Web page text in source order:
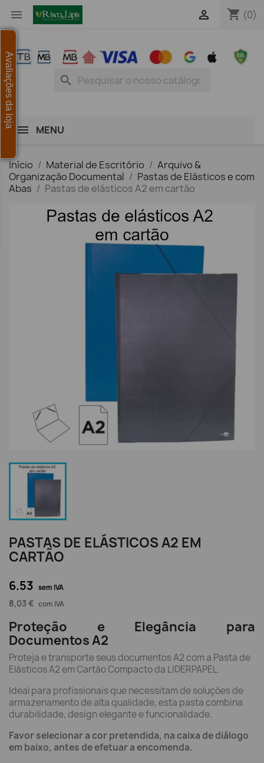
 shopping_cart (0)

search
MENU
Início Material de Escritório
Arquivo &
Organização Documental
Pastas de Elásticos e com
Abas
Pastas de elásticos A2 em cartão
PASTAS DE ELÁSTICOS A2 EM
CARTÃO
6.53 sem IVA
8,03 € com IVA
Proteção e Elegância para
Documentos A2
Proteja e transporte seus documentos A2 com a Pasta de
Elásticos A2 em Cartão Compacto da LIDERPAPEL.
Ideal para profissionais que necessitam de soluções de
armazenamento de alta qualidade, esta pasta combina
durabilidade, design elegante e funcionalidade.
Favor selecionar a cor pretendida, na caixa de diálogo
em baixo, antes de efetuar a encomenda.
Avaliações da loja